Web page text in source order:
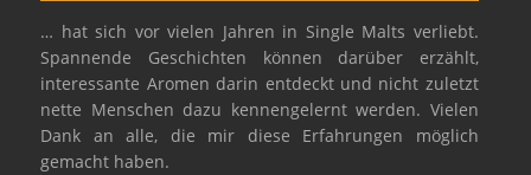
… hat sich vor vielen Jahren in Single Malts verliebt.
Spannende Geschichten können darüber erzählt,
interessante Aromen darin entdeckt und nicht zuletzt
nette Menschen dazu kennengelernt werden. Vielen
Dank an alle, die mir diese Erfahrungen möglich
gemacht haben.